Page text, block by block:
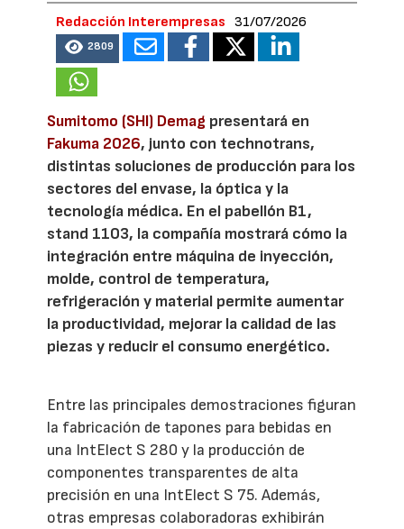
Redacción Interempresas 31/07/2026
2809
Sumitomo (SHI) Demag presentará en
Fakuma 2026, junto con technotrans,
distintas soluciones de producción para los
sectores del envase, la óptica y la
tecnología médica. En el pabellón B1,
stand 1103, la compañía mostrará cómo la
integración entre máquina de inyección,
molde, control de temperatura,
refrigeración y material permite aumentar
la productividad, mejorar la calidad de las
piezas y reducir el consumo energético.
Entre las principales demostraciones figuran
la fabricación de tapones para bebidas en
una IntElect S 280 y la producción de
componentes transparentes de alta
precisión en una IntElect S 75. Además,
otras empresas colaboradoras exhibirán